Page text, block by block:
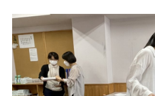
当に様々なデザインとなっており、
でいましたね！ 次回からは、陶芸＆